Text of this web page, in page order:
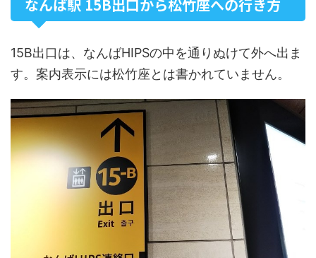
なんば駅 15B出口から松竹座への行き方
15B出口は、なんばHIPSの中を通りぬけて外へ出ま
す。案内表示には松竹座とは書かれていません。